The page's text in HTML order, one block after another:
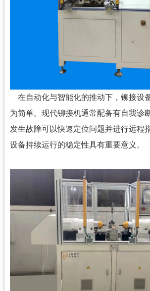
在自动化与智能化的推动下，铆接设
为简单。现代铆接机通常配备有自我诊
发生故障可以快速定位问题并进行远程
设备持续运行的稳定性具有重要意义。